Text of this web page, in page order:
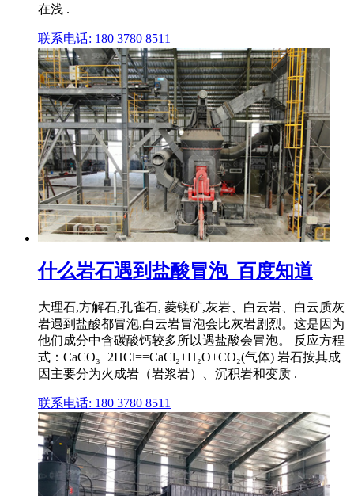
在浅 .
联系电话: 180 3780 8511
什么岩石遇到盐酸冒泡_百度知道
大理石,方解石,孔雀石, 菱镁矿,灰岩、白云岩、白云质灰
岩遇到盐酸都冒泡,白云岩冒泡会比灰岩剧烈。这是因为
他们成分中含碳酸钙较多所以遇盐酸会冒泡。 反应方程
式：CaCO₃+2HCl==CaCl₂+H₂O+CO₂(气体) 岩石按其成
因主要分为火成岩（岩浆岩）、沉积岩和变质 .
联系电话: 180 3780 8511